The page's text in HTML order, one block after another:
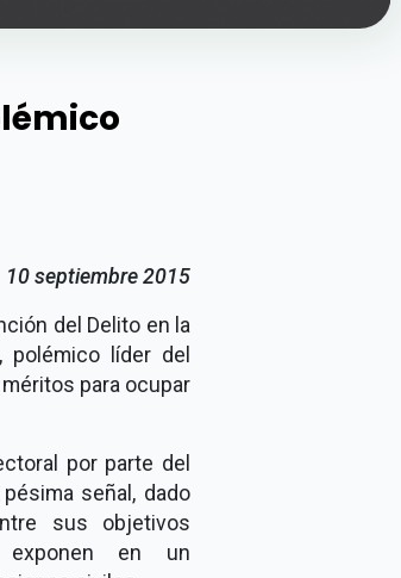
10 septiembre 2015
del Delito en la
polémico líder del
para ocupar
por parte del
señal, dado
sus objetivos
en un